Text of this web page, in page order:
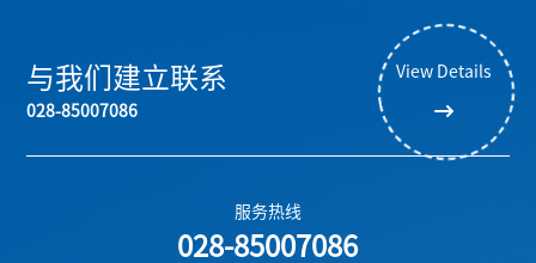
与我们建立联系
028-85007086
View Details
服务热线
028-85007086